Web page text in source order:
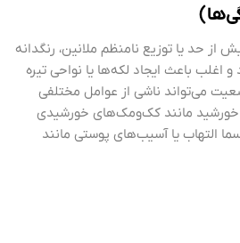
از حد یا توزیع نامنظم ملانین، رنگدانه
باعث ایجاد لکه‌ها یا نواحی تیره
می‌تواند ناشی از عوامل مختلفی
خورشید مانند کک‌ومک‌های خورشیدی
التهاب یا آسیب‌های پوستی مانند